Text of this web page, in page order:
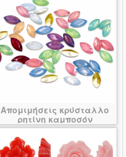
Απομιμήσεις κρύσταλλο
ρητίνη καμποσόν